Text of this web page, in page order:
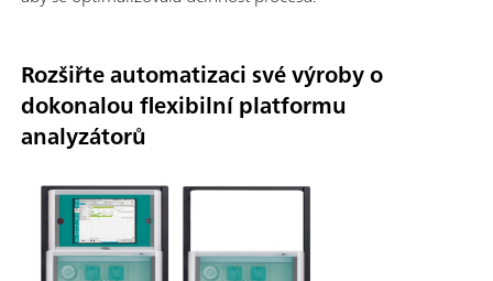
Rozšiřte automatizaci své výroby o
dokonalou flexibilní platformu
analyzátorů